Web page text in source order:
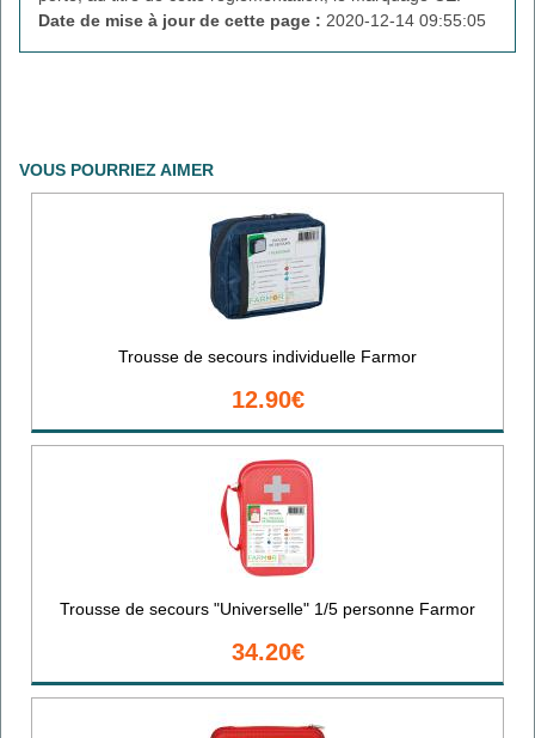
Date de mise à jour de cette page : 2020-12-14 09:55:05
VOUS POURRIEZ AIMER
Trousse de secours individuelle Farmor
12.90€
Trousse de secours "Universelle" 1/5 personne Farmor
34.20€